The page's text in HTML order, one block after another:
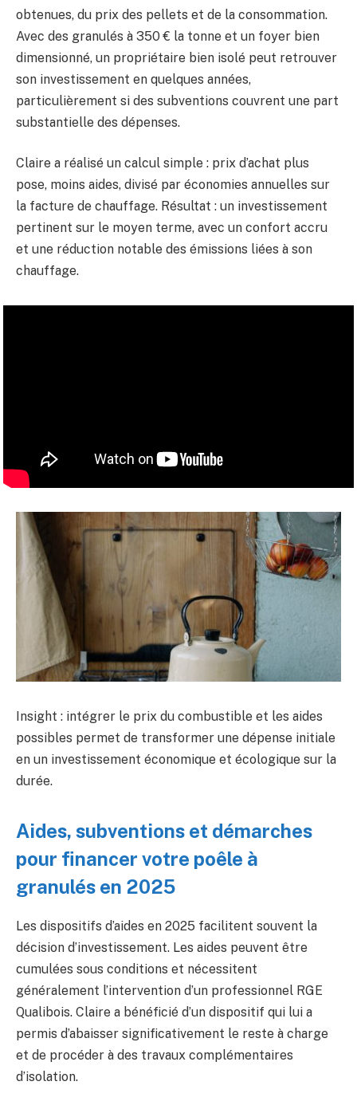
obtenues, du prix des pellets et de la consommation.
Avec des granulés à 350 € la tonne et un foyer bien
dimensionné, un propriétaire bien isolé peut retrouver
son investissement en quelques années,
particulièrement si des subventions couvrent une part
substantielle des dépenses.
Claire a réalisé un calcul simple : prix d’achat plus
pose, moins aides, divisé par économies annuelles sur
la facture de chauffage. Résultat : un investissement
pertinent sur le moyen terme, avec un confort accru
et une réduction notable des émissions liées à son
chauffage.
Insight : intégrer le prix du combustible et les aides
possibles permet de transformer une dépense initiale
en un investissement économique et écologique sur la
durée.
Aides, subventions et démarches
pour financer votre poêle à
granulés en 2025
Les dispositifs d’aides en 2025 facilitent souvent la
décision d’investissement. Les aides peuvent être
cumulées sous conditions et nécessitent
généralement l’intervention d’un professionnel RGE
Qualibois. Claire a bénéficié d’un dispositif qui lui a
permis d’abaisser significativement le reste à charge
et de procéder à des travaux complémentaires
d’isolation.